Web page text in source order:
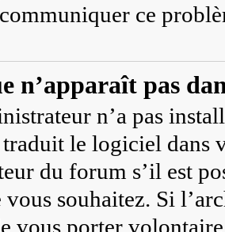
ce
n’apparaît pas
n’a pas
traduit le logiciel dans
du forum s’il est
souhaitez. Si
vous porter